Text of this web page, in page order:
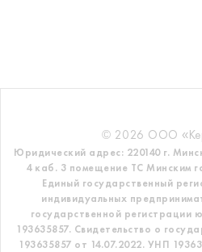
© 2026 ООО
Юридический адрес: 220140 г.
4 каб. 3 помещение ТС Минским
Единый государственный
индивидуальных
государственной регистрации
193635857. Свидетельство о
193635857 от 14.07.2022. УНП